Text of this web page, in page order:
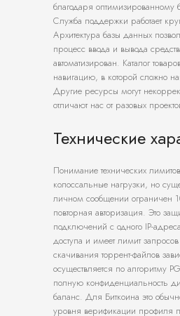
благодаря
Служба поддержки работает
Архитектура базы данных
процесс ввода и вывода
автоматизирован. Каталог
навигацию, в которой сложно
Другие ресурсы могут
отличают нас от разовых
Технические
Понимание технических
колоссальные нагрузки, но
личном сообщении ограничен
повторная авторизация. Это
подключений с одного IP-
доступа и имеет лимит
скачивания торрент-файлов
осуществляется по алгоритму
полную конфиденциальность
баланс. Для Биткоина это
уровня верификации профиля